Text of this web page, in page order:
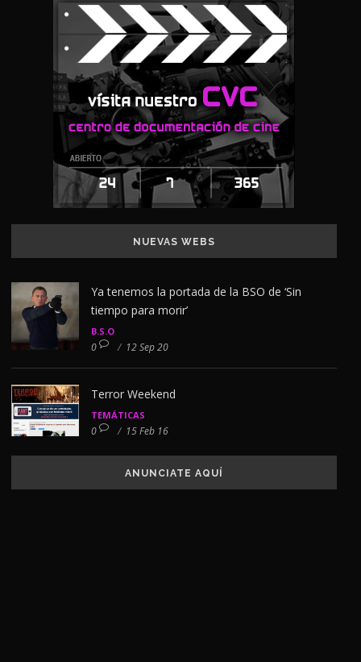
NUEVAS WEBS
Ya tenemos la portada de la BSO de ‘Sin
tiempo para morir’
B.S.O
0 / 12 Sep 20
Terror Weekend
TEMÁTICAS
0 / 15 Feb 16
ANUNCIATE AQUÍ